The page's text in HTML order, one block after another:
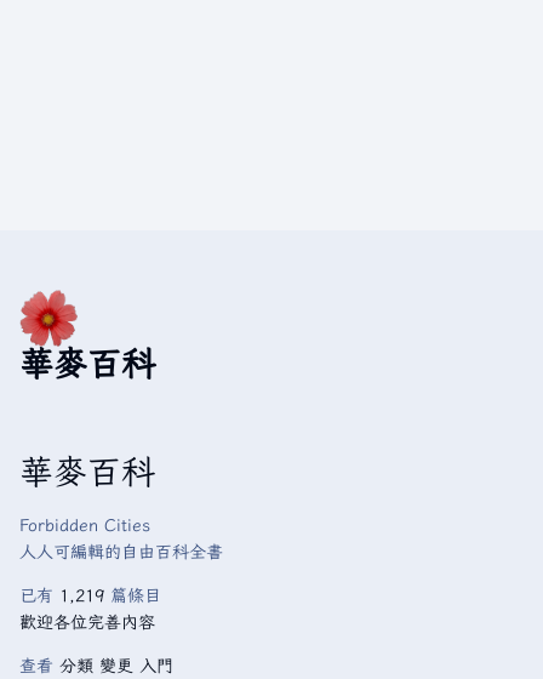
華麥百科
華麥百科
Forbidden Cities
人人可編輯的自由百科全書
已有 1,219 篇條目
歡迎各位完善內容
查看 分類 變更 入門